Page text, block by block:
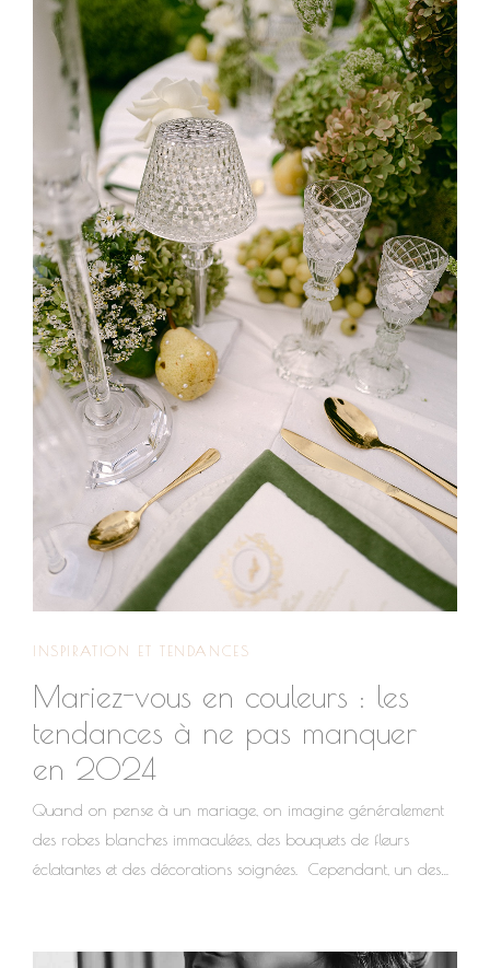
tout en respectant votre budget. Entre l’effervescence des
préparatifs et la réalité des coûts, il est facile de perdre le fil.
Pas de panique: voici un guide pratique pour gérer
efficacement votre budget tout en créant un mariage à votre
image. Quel est...
INSPIRATION ET TENDANCES
Mariez-vous en couleurs : les
tendances à ne pas manquer
en 2024
Quand on pense à un mariage, on imagine généralement
des robes blanches immaculées, des bouquets de fleurs
éclatantes et des décorations soignées. Cependant, un des
sont pas simplement des choix esthétiques ; elles véhiculent